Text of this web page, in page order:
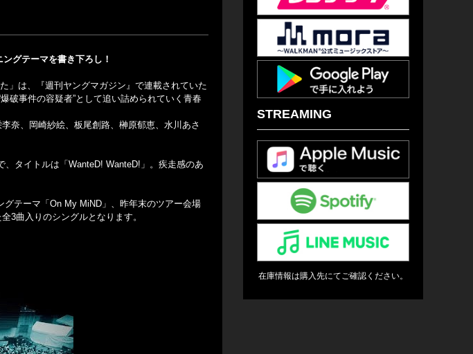
グテーマを書き下ろし！
」は、『週刊ヤングマガジン』で連載されていた
破事件の容疑者”として追い詰められていく青春
奈、岡崎紗絵、板尾創路、榊原郁恵、水川あさ
タイトルは「WanteD! WanteD!」。疾走感のあ
テーマ「On My MiND」、昨年末のツアー会場
3曲入りのシングルとなります。
STREAMING
在庫情報は購入先にてご確認ください。